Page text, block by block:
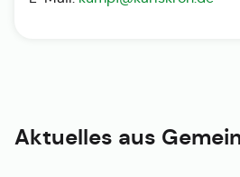
Aktuelles aus